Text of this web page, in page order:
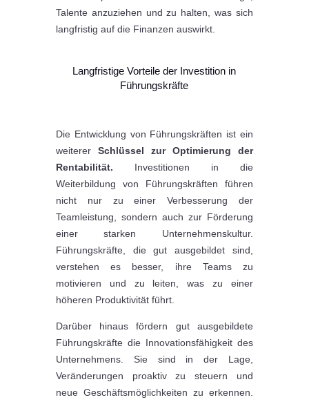
Talente anzuziehen und zu halten, was sich
langfristig auf die Finanzen auswirkt.
Langfristige Vorteile der Investition in
Führungskräfte
Die Entwicklung von Führungskräften ist ein
weiterer Schlüssel zur Optimierung der
Rentabilität. Investitionen in die
Weiterbildung von Führungskräften führen
nicht nur zu einer Verbesserung der
Teamleistung, sondern auch zur Förderung
einer starken Unternehmenskultur.
Führungskräfte, die gut ausgebildet sind,
verstehen es besser, ihre Teams zu
motivieren und zu leiten, was zu einer
höheren Produktivität führt.
Darüber hinaus fördern gut ausgebildete
Führungskräfte die Innovationsfähigkeit des
Unternehmens. Sie sind in der Lage,
Veränderungen proaktiv zu steuern und
neue Geschäftsmöglichkeiten zu erkennen.